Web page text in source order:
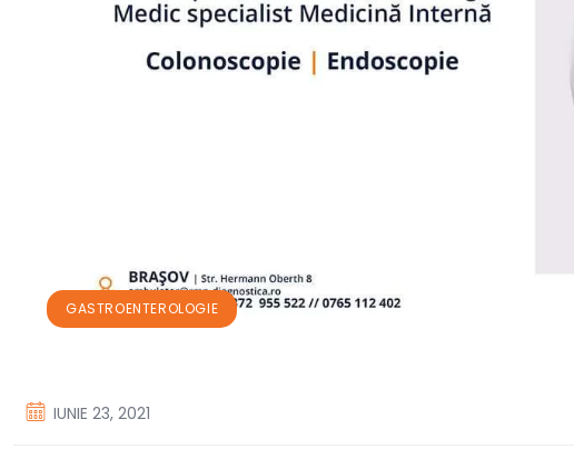
GASTROENTEROLOGIE
IUNIE 23, 2021